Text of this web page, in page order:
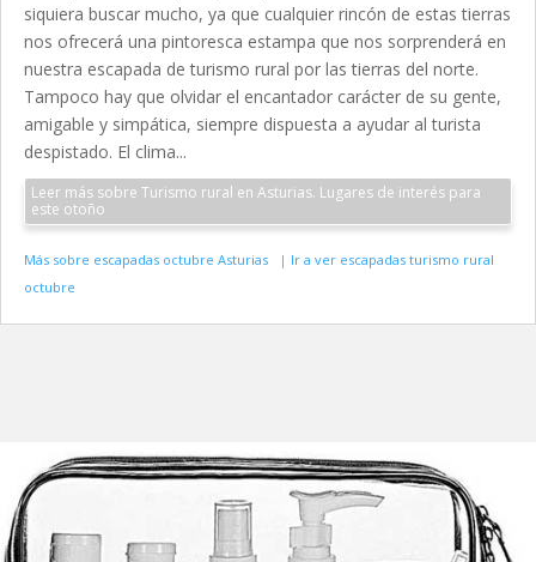
siquiera buscar mucho, ya que cualquier rincón de estas tierras
nos ofrecerá una pintoresca estampa que nos sorprenderá en
nuestra escapada de turismo rural por las tierras del norte.
Tampoco hay que olvidar el encantador carácter de su gente,
amigable y simpática, siempre dispuesta a ayudar al turista
despistado. El clima...
Leer más sobre Turismo rural en Asturias. Lugares de interés para
este otoño
Más sobre escapadas octubre Asturias | Ir a ver escapadas turismo rural
octubre